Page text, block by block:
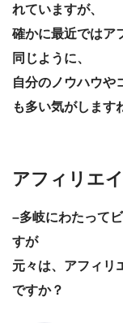
れていますが、
確かに最近ではア
同じように、
自分のノウハウや
も多い気がします
アフィリエ
–多岐にわたって
すが
元々は、アフィリ
ですか？